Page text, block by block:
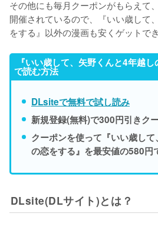
その他にも毎月クーポンがもらえて
開催されているので、『いい歳して
をする』以外の漫画も安くゲットで
『いい歳して、矢野くんと4年越
で読む方法
DLsiteで無料で試し読み
新規登録(無料)で300円引きク
クーポンを使って『いい歳し
の恋をする』を最安値の580円
DLsite(DLサイト)とは？